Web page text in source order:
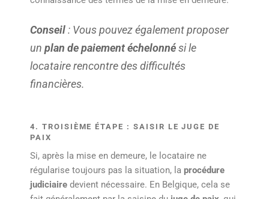
Conseil: Vous pouvez également proposer
un plan de paiement échelonnési le
locataire rencontre des difficultés
financières.
4. TROISIÈME ÉTAPE : SAISIR LE JUGE DE
PAIX
Si, après la mise en demeure, le locataire ne
régularise toujours pas la situation, la procédure
judiciaire devient nécessaire. En Belgique, cela se